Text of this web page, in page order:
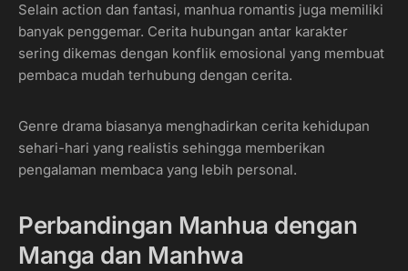
Selain action dan fantasi, manhua romantis juga memiliki
banyak penggemar. Cerita hubungan antar karakter
sering dikemas dengan konflik emosional yang membuat
pembaca mudah terhubung dengan cerita.
Genre drama biasanya menghadirkan cerita kehidupan
sehari-hari yang realistis sehingga memberikan
pengalaman membaca yang lebih personal.
Perbandingan Manhua dengan
Manga dan Manhwa